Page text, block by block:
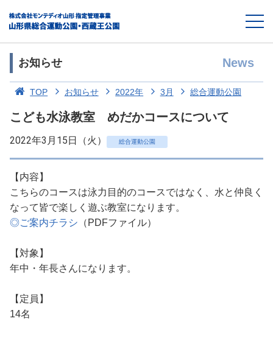
お知らせ News
TOP お知らせ 2022年 3月 総合運動公園
こども水泳教室 めだかコースについて
2022年3月15日（火） 総合運動公園
【内容】
こちらのコースは泳力目的のコースではなく、水と仲良く
なって皆で楽しく遊ぶ教室になります。
◎ご案内チラシ （PDFファイル）
【対象】
年中・年長さんになります。
【定員】
14名